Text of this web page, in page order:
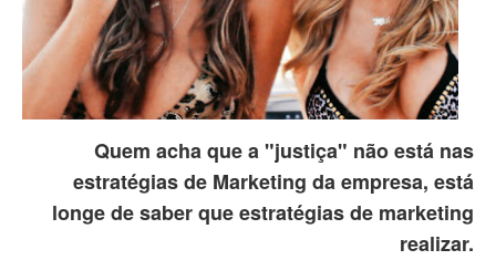
Quem acha que a "justiça" não está nas
estratégias de Marketing da empresa, está
longe de saber que estratégias de marketing
realizar.